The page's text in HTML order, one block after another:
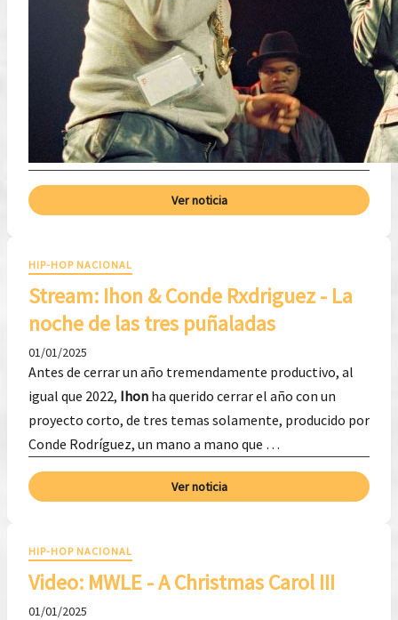
Ver noticia
HIP-HOP NACIONAL
Stream: Ihon & Conde Rxdriguez - La
noche de las tres puñaladas
01/01/2025
Antes de cerrar un año tremendamente productivo, al
igual que 2022, Ihon ha querido cerrar el año con un
proyecto corto, de tres temas solamente, producido por
Conde Rodríguez, un mano a mano que …
Ver noticia
HIP-HOP NACIONAL
Video: MWLE - A Christmas Carol III
01/01/2025